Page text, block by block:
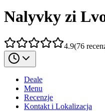
Nalyvky zi
4.9(76
Deale
Menu
Recenzje
Kontakt i Lokalizacja